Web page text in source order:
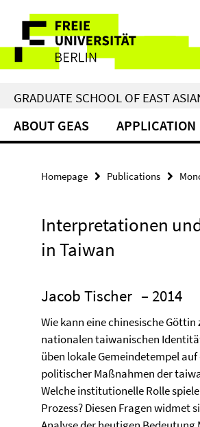
direkt
Inhalt
Service
Navigation
GRADUATE SCHOOL OF EAST
ABOUT GEAS APPLICATION
Homepage Publications
Interpretationen
in Taiwan
Jacob Tischer – 2014
Wie kann eine chinesische
nationalen taiwanischen
üben lokale Gemeindetempel
politischer Maßnahmen der
Welche institutionelle Rolle
Prozess? Diesen Fragen widmet